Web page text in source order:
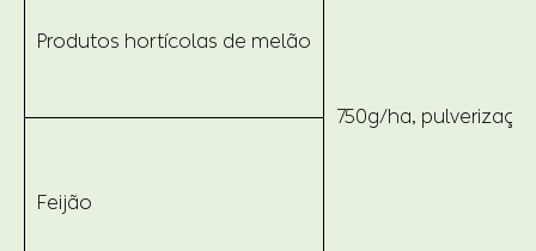
750g/ha,
Produtos hortícolas de melão
Feijão